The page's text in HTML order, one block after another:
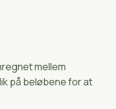
mellem
på beløbene for at